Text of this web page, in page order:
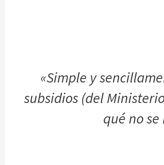
«Simple y
subsidios (del
qué no